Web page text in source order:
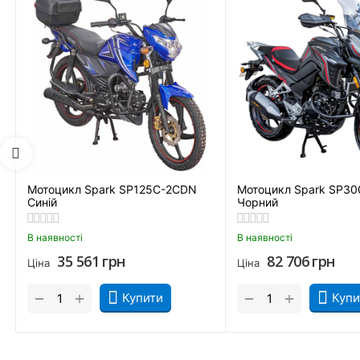
Дружнє керування та чудову маневреність.
Ефективну підвіску, здатну поглинати навіть сильні удари.
Розширену комплектацію (LED-фара, захист рук,
Також серед плюсів можна виділити безпеку
дозволяють швидко реагувати на небезпеки.
Мотоцикл Spark SP125C-2CDN
Синій
В наявності
Ціна 35 561 грн
Купити
+
−
Мотоцикл Spark
Чорний
В наявності
Ціна 82 706грн
+
−